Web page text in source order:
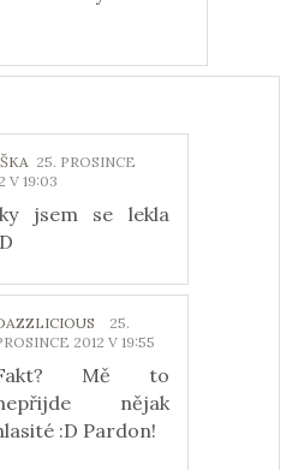
25. PROSINCE
V 19:03
jsem se lekla
25.
2012 V 19:55
Mě to
nějak
:D Pardon!